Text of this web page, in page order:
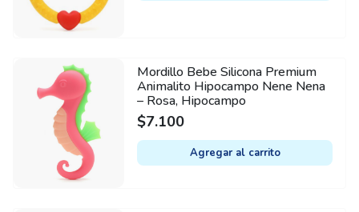
Mordillo Bebe Silicona Premium
Animalito Hipocampo Nene Nena
– Rosa, Hipocampo
$7.100
Agregar al carrito